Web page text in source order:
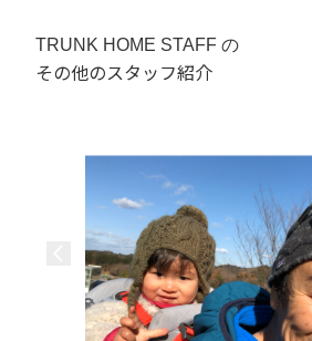
TRUNK HOME STAFF の
その他のスタッフ紹介